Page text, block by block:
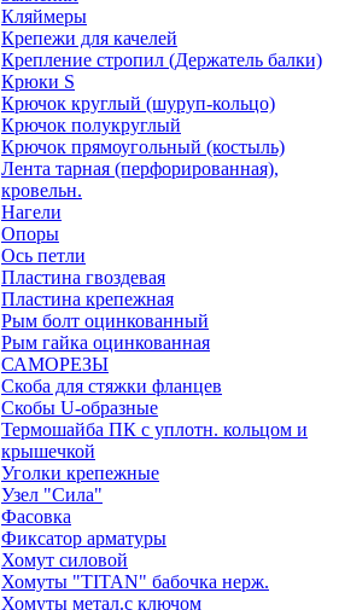
Кляймеры
Крепежи для качелей
Крепление стропил (Держатель балки)
Крюки S
Крючок круглый (шуруп-кольцо)
Крючок полукруглый
Крючок прямоугольный (костыль)
Лента тарная (перфорированная),
кровельн.
Нагели
Опоры
Ось петли
Пластина гвоздевая
Пластина крепежная
Рым болт оцинкованный
Рым гайка оцинкованная
САМОРЕЗЫ
Скоба для стяжки фланцев
Скобы U-образные
Термошайба ПК с уплотн. кольцом и
крышечкой
Уголки крепежные
Узел "Сила"
Фасовка
Фиксатор арматуры
Хомут силовой
Хомуты "TITAN" бабочка нерж.
Хомуты метал.с ключом